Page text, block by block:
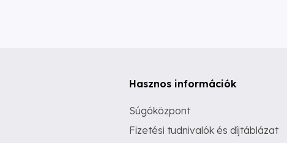
Hasznos információk
Súgóközpont
Fizetési tudnivalók és díjtáblázat